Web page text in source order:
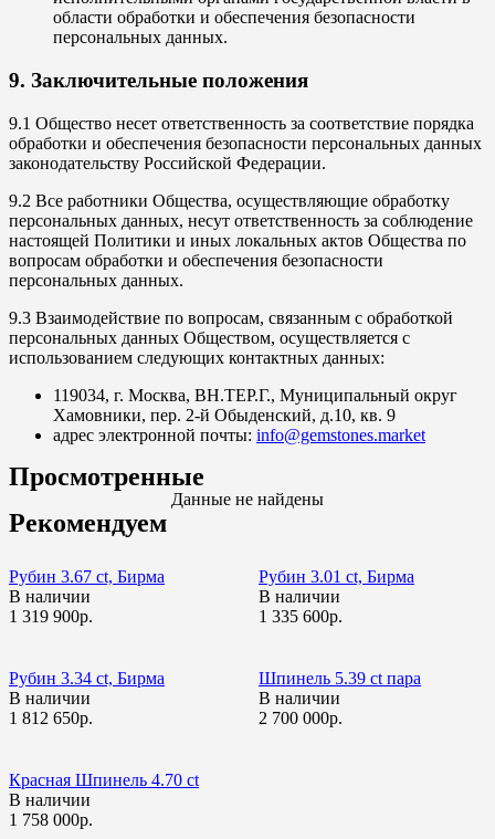
области обработки и обеспечения безопасности
персональных данных.
9. Заключительные положения
9.1 Общество несет ответственность за соответствие порядка
обработки и обеспечения безопасности персональных данных
законодательству Российской Федерации.
9.2 Все работники Общества, осуществляющие обработку
персональных данных, несут ответственность за соблюдение
настоящей Политики и иных локальных актов Общества по
вопросам обработки и обеспечения безопасности
персональных данных.
9.3 Взаимодействие по вопросам, связанным с обработкой
персональных данных Обществом, осуществляется с
использованием следующих контактных данных:
119034, г. Москва, ВН.ТЕР.Г., Муниципальный округ
Хамовники, пер. 2-й Обыденский, д.10, кв. 9
адрес электронной почты: info@gemstones.market
Просмотренные
Данные не найдены
Рекомендуем
Рубин 3.67 ct, Бирма
В наличии
1 319 900р.
Рубин 3.01 ct, Бирма
В наличии
1 335 600р.
Рубин 3.34 ct, Бирма
В наличии
1 812 650р.
Шпинель 5.39 ct пара
В наличии
2 700 000р.
Красная Шпинель 4.70 сt
В наличии
1 758 000р.